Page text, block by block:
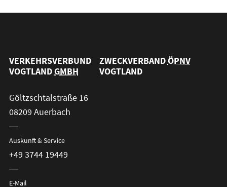
VERKEHRSVERBUND
VOGTLANDGMBH
ZWECKVERBANDÖPNV
VOGTLAND
Göltzschtalstraße 16
08209 Auerbach
Auskunft & Service
+49 3744 19449
E-Mail